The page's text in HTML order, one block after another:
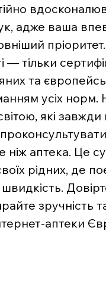
адже ваша
пріоритет.
тільки
та
усіх
які завжди
аптека. Це
рідних, де
швидкість.
зручність та
аптеки